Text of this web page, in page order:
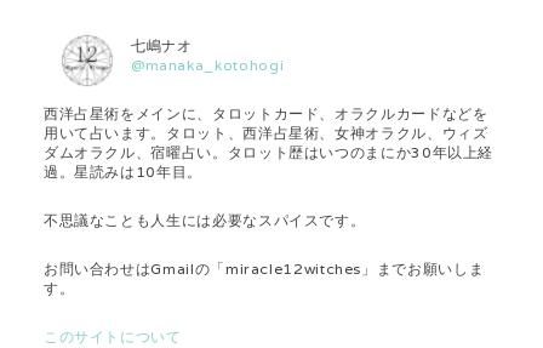
七嶋ナオ
@manaka_kotohogi
西洋占星術をメインに、タロットカード、オラクルカードなどを
用いて占います。タロット、西洋占星術、女神オラクル、ウィズ
ダムオラクル、宿曜占い。タロット歴はいつのまにか30年以上経
過。星読みは10年目。
不思議なことも人生には必要なスパイスです。
お問い合わせはGmailの「miracle12witches」までお願いしま
す。
このサイトについて